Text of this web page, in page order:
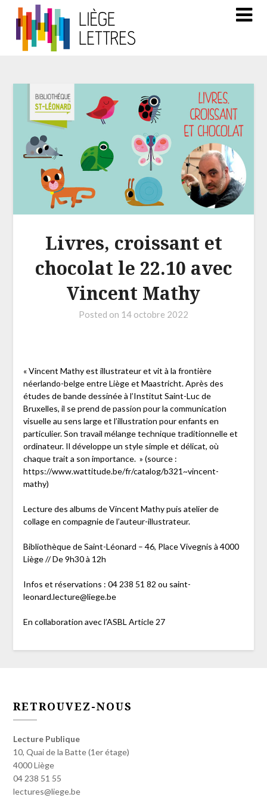
Livres, croissant et
chocolat le 22.10 avec
Vincent Mathy
Posted on 14 octobre 2022
« Vincent Mathy est illustrateur et vit à la frontière
néerlando-belge entre Liège et Maastricht. Après des
études de bande dessinée à l’Institut Saint-Luc de
Bruxelles, il se prend de passion pour la communication
visuelle au sens large et l’illustration pour enfants en
particulier. Son travail mélange technique traditionnelle et
ordinateur. Il développe un style simple et délicat, où
chaque trait a son importance. » (source :
https://www.wattitude.be/fr/catalog/b321~vincent-
mathy)
Lecture des albums de Vincent Mathy puis atelier de
collage en compagnie de l’auteur-illustrateur.
Bibliothèque de Saint-Léonard – 46, Place Vivegnis à 4000
Liège // De 9h30 à 12h
Infos et réservations : 04 238 51 82 ou saint-
leonard.lecture@liege.be
En collaboration avec l’ASBL Article 27
RETROUVEZ-NOUS
Lecture Publique
10, Quai de la Batte (1er étage)
4000 Liège
04 238 51 55
lectures@liege.be